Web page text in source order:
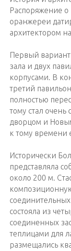
Распоряжение
оранжереи
архитектором
Первый вариант
зала и двух
корпусами. В
третий
полностью
тому стал
дворцом и
к тому времени
Исторически
представляла
около 200 м.
состояла из
соединенных
теплицами для
размещались